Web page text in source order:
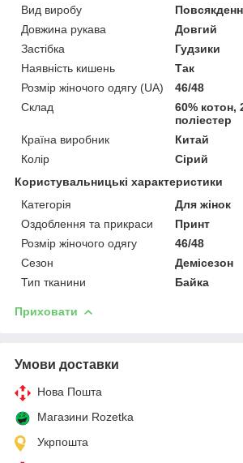
Вид виробу
Довжина рукава
Довгий
Застібка
Гудзики
Наявність кишень
Так
Розмір жіночого одягу (UA)
46/48
Склад
60% котон,
поліестер
Країна виробник
Китай
Колір
Сірий
Користувальницькі характеристики
Категорія
Для жінок
Оздоблення та прикраси
Принт
Розмір жіночого одягу
46/48
Сезон
Демісезон
Тип тканини
Байка
Приховати
Умови доставки
Нова Пошта
Магазини Rozetka
Укрпошта